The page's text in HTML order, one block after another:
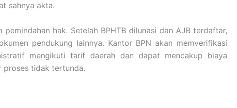
sahnya akta.
hak. Setelah BPHTB dilunasi dan AJB terdaftar,
pendukung lainnya. Kantor BPN akan memverifikasi
mengikuti tarif daerah dan dapat mencakup biaya
proses tidak tertunda.